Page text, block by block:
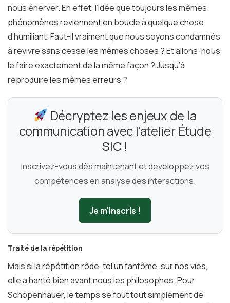
nous énerver. En effet, l’idée que toujours les mêmes
phénomènes reviennent en boucle à quelque chose
d’humiliant. Faut-il vraiment que nous soyons condamnés
à revivre sans cesse les mêmes choses ? Et allons-nous
le faire exactement de la même façon ? Jusqu’à
reproduire les mêmes erreurs ?
Décryptez les enjeux de la
communication avec l'atelier Étude
SIC !
Inscrivez-vous dès maintenant et développez vos
compétences en analyse des interactions.
Je m'inscris !
Traité de la répétition
Mais si la répétition rôde, tel un fantôme, sur nos vies,
elle a hanté bien avant nous les philosophes. Pour
Schopenhauer, le temps se fout tout simplement de